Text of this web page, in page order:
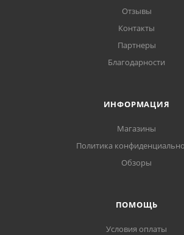
Отзывы
Контакты
Партнеры
Благодарности
ИНФОРМАЦИЯ
Магазины
Политика
Обзоры
ПОМОЩЬ
Условия оплаты